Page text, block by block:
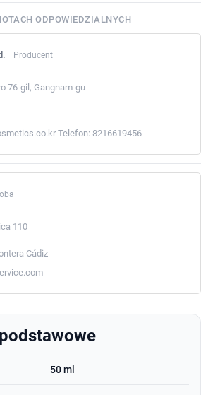
ODPOWIEDZIALNYCH
Producent
76-gil, Gangnam-gu
Telefon: 8216619456
110
Cádiz
50 ml